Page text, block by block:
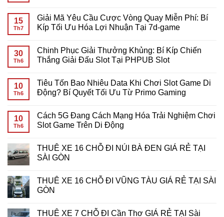
bình
luận
ở
Bao
Nhiêu
Data
Slot
Game
Mobile?
Chi
Tiết
Cho
15
Th7
Giải Mã Yêu Cầu Cược Vòng Quay Miễn Phí: Bí
Kíp Tối Ưu Hóa Lợi Nhuận Tại 7d-game
bình
luận
ở
Yêu
Cầu
Cược
Miễn
Phí:
Bí
Ưu
Hóa
Lợi
7d-
game
30
Th6
Chinh Phục Giải Thưởng Khủng: Bí Kíp Chiến
Thắng Giải Đấu Slot Tại PHPUB Slot
bình
luận
ở
Giải
Thưởng
Khủng:
Chiến
Thắng
Giải
Tại
PHPUB
Slot
10
Th6
Tiêu Tốn Bao Nhiêu Data Khi Chơi Slot Game Di
Động? Bí Quyết Tối Ưu Từ Primo Gaming
bình
luận
ở
Bao
Nhiêu
Data
Slot
Game
Di
Quyết
10
Th6
Cách 5G Đang Cách Mạng Hóa Trải Nghiệm Chơi
Slot Game Trên Di Động
bình
luận
ở
Đang
Cách
Mạng
Nghiệm
THUÊ XE 16 CHỖ ĐI NÚI BÀ ĐEN GIÁ RẺ TẠI
SÀI GÒN
bình
luận
ở
16
THUÊ XE 16 CHỖ ĐI VŨNG TÀU GIÁ RẺ TẠI SÀI
GÒN
bình
THUÊ XE 7 CHỖ ĐI Cần Thơ GIÁ RẺ TẠI Sài